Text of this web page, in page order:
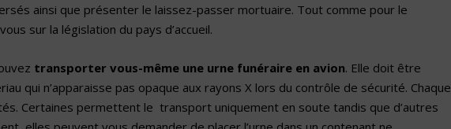
ainsi que présenter le laissez-passer mortuaire. Tout comme pour le
sur la législation du pays d’accueil.
transporter vous-même une urne funéraire en avion. Elle doit être
qui n’apparaisse pas opaque aux rayons X lors du contrôle de sécurité. Chaque
Certaines permettent le transport uniquement en soute tandis que d’autres